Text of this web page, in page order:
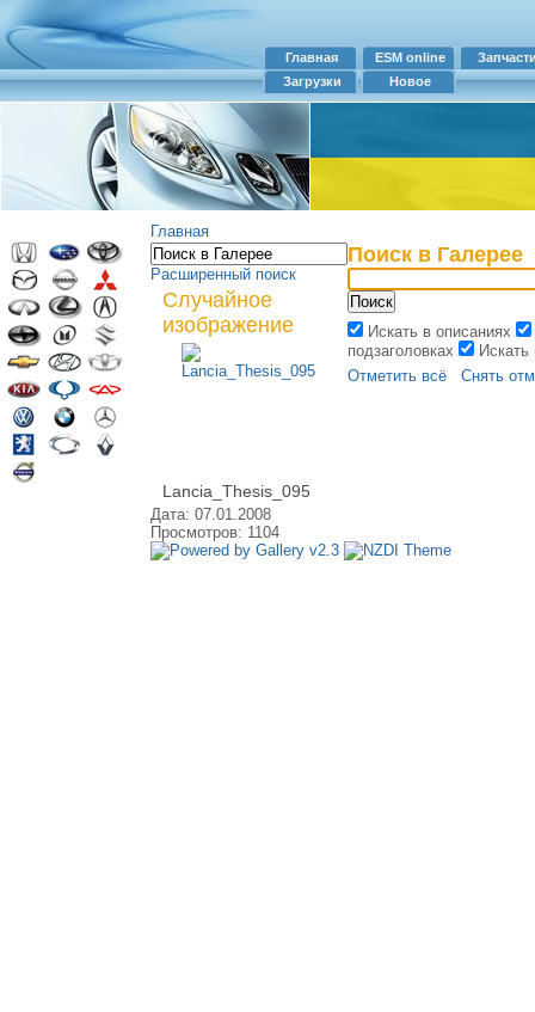
Главная ESM online
Загрузки
Новое
Главная
Расширенный поиск
Случайное
изображение
Lancia_Thesis_095
Дата: 07.01.2008
Просмотров: 1104
Поиск в Галерее
Искать в описаниях
подзаголовках
Искать
Отметить всё
Снять